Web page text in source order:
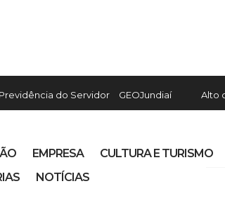
Previdência do Servidor GEOJundiaí Alto
EMPRESA
CULTURA E TURISMO
NOTÍCIAS